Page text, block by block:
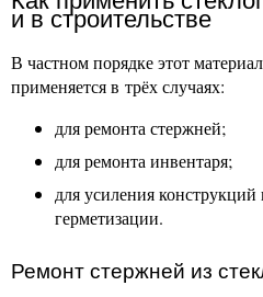
и в строительстве
В частном порядке этот
применяется в трёх случаях:
для ремонта стержней;
для ремонта инвентаря;
для усиления
герметизации.
Ремонт стержней из